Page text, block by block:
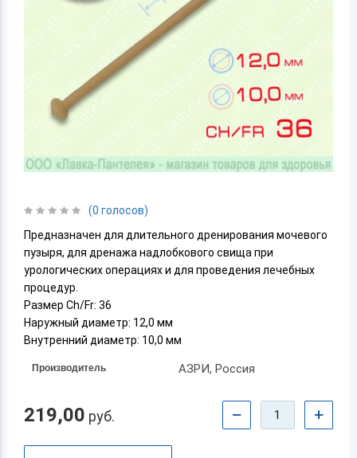
(0 голосов)
Предназначен для длительного дренирования мочевого
пузыря, для дренажа надлобкового свища при
урологических операциях и для проведения лечебных
процедур.
Размер Ch/Fr: 36
Наружный диаметр: 12,0 мм
Внутренний диаметр: 10,0 мм
Производитель АЗРИ, Россия
219,00 руб. − +